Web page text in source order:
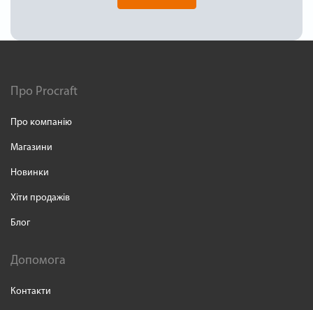
Про Procraft
Про компанію
Магазини
Новинки
Хіти продажів
Блог
Допомога
Контакти